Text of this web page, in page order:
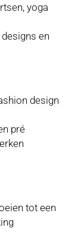
yoga
en
design
pré
tot een